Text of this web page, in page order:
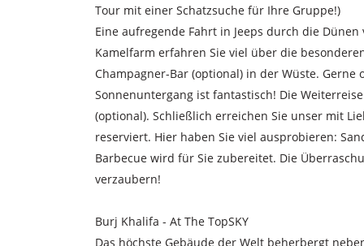
Tour mit einer Schatzsuche für Ihre Gruppe!)
Eine aufregende Fahrt in Jeeps durch die
Kamelfarm erfahren Sie viel über die
Champagner-Bar (optional) in der Wüste.
Sonnenuntergang ist fantastisch! Die
(optional). Schließlich erreichen Sie unser mit
reserviert. Hier haben Sie viel ausprobieren:
Barbecue wird für Sie zubereitet. Die
verzaubern!
Burj Khalifa - At The TopSKY
Das höchste Gebäude der Welt beherbergt